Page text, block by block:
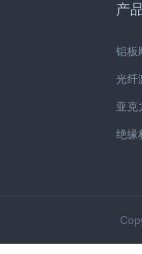
产
铝板
光纤
亚克
绝缘